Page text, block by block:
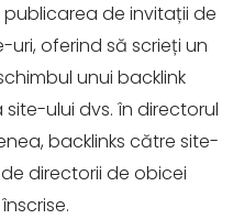
de invitații de
oferind să scrieți un
unui backlink
ului dvs. în directorul
backlinks către site-
directorii de obicei